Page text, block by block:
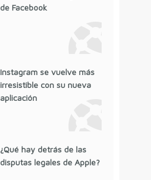
de Facebook
Instagram se vuelve más
irresistible con su nueva
aplicación
¿Qué hay detrás de las
disputas legales de Apple?